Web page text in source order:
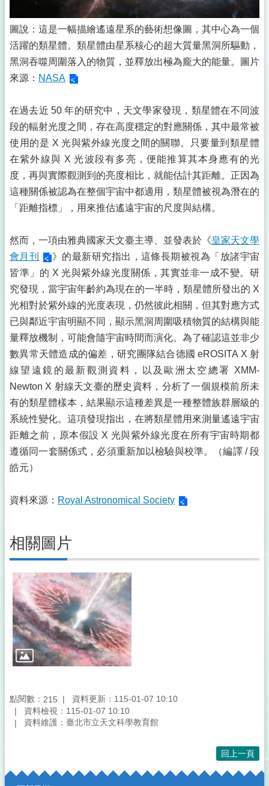
圖說：這是一幅描繪遙遠星系的藝術想像圖，其中心為一個
活躍的類星體。類星體由星系核心的超大質量黑洞所驅動，
黑洞吞噬周圍落入的物質，並釋放出極為龐大的能量。圖片
來源： NASA
在過去近 50 年的研究中，天文學家發現，類星體在不同波
段的輻射光度之間，存在高度穩定的對應關係，其中最常被
使用的是 X 光與紫外線光度之間的關聯。只要量到類星體
在紫外線與 X 光波段有多亮，便能推算其本身應有的光
度，再與實際觀測到的亮度相比，就能估計其距離。正因為
這種關係被認為在整個宇宙中都適用，類星體被視為潛在的
「距離指標」，用來推估遙遠宇宙的尺度與結構。
然而，一項由雅典國家天文臺主導、並發表於《皇家天文學
會月刊
》的最新研究指出，這條長期被視為「放諸宇宙
皆準」的 X 光與紫外線光度關係，其實並非一成不變。研
究發現，當宇宙年齡約為現在的一半時，類星體所發出的 X
光相對於紫外線的光度表現，仍然彼此相關，但其對應方式
已與鄰近宇宙明顯不同，顯示黑洞周圍吸積物質的結構與能
量釋放機制，可能會隨宇宙時間而演化。為了確認這並非少
數異常天體造成的偏差，研究團隊結合德國 eROSITA X 射
線望遠鏡的最新觀測資料，以及歐洲太空總署 XMM-
Newton X 射線天文臺的歷史資料，分析了一個規模前所未
有的類星體樣本，結果顯示這種差異是一種整體族群層級的
系統性變化。這項發現指出，在將類星體用來測量遙遠宇宙
距離之前，原本假設 X 光與紫外線光度在所有宇宙時期都
遵循同一套關係式，必須重新加以檢驗與校準。（編譯 / 段
皓元）
資料來源： Royal Astronomical Society
相關圖片
點閱數： 215
資料更新：115-01-07 10:10
資料檢視：115-01-07 10:10
資料維護：臺北市立天文科學教育館
回上一頁
:::